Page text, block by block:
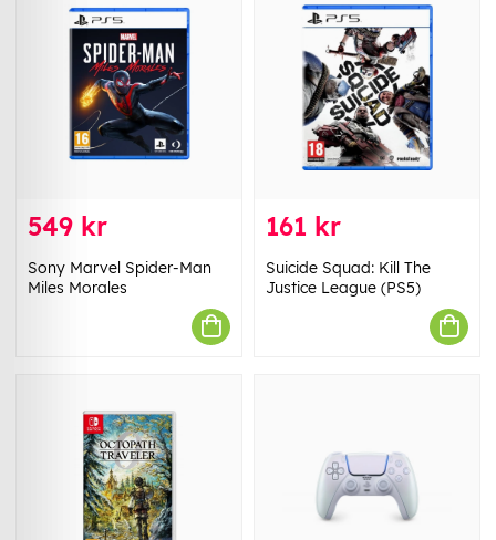
549 kr
Sony Marvel Spider-Man
Miles Morales
161 kr
Suicide Squad: Kill The
Justice League (PS5)